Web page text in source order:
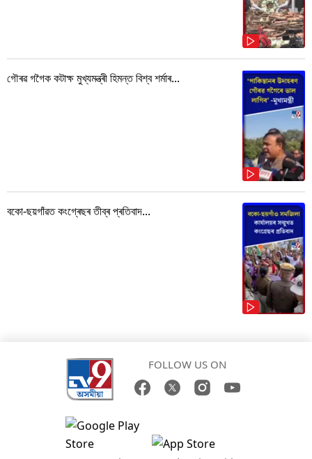
গৌৰৱ গগৈক কটাক্ষ মুখ্যমন্ত্ৰী হিমন্ত বিশ্ব শৰ্মাৰ...
বকো-ছয়গাঁৱত কংগ্ৰেছৰ তীব্ৰ প্ৰতিবাদ...
FOLLOW US ON